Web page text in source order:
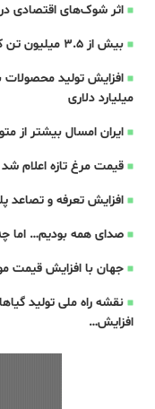
اثر شوک‌های اقتصادی در زنجیره مرغ
بیش از ۳.۵ میلیون تن کالا با اجرای «تقدم قبض انبار» وارد کشور شد
میلیارد دلاری
ایران امسال بیشتر از متوسط 5 ساله غله
قیمت مرغ تازه اعلام شد
افزایش تعرفه و تصاعد
صدای همه بودیم… اما
جهان با افزایش قیمت
نقشه راه ملی تولید
افزایش…